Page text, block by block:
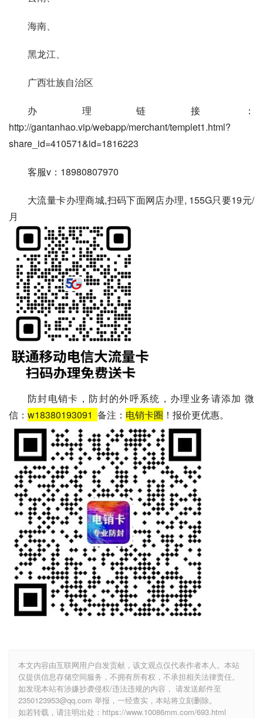
海南、
黑龙江、
广西壮族自治区
办理链接：
http://gantanhao.vip/webapp/merchant/templet1.html?
share_id=410571&id=1816223
客服v：18980807970
大流量卡办理商城,扫码下面网店办理, 155G只要19元/
月
防封电销卡，防封的外呼系统，办理业务请添加 微
信： w18380193091 备注： 电销卡圈 ！报价更优惠。
本文内容由互联网用户自发贡献，该文观点仅代表作者本人。本站
仅提供信息存储空间服务，不拥有所有权，不承担相关法律责任。
如发现本站有涉嫌抄袭侵权/违法违规的内容， 请发送邮件至
2350123953@qq.com 举报，一经查实，本站将立刻删除。
如若转载，请注明出处：https://www.10086mm.com/693.html